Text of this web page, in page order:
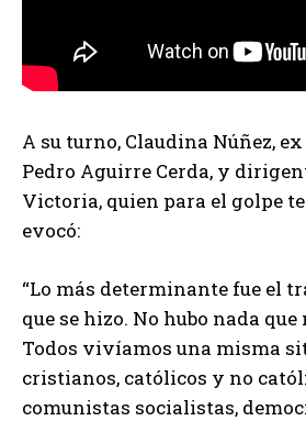
A su turno, Claudina Núñez,
Pedro Aguirre Cerda, y
Victoria, quien para el golpe
evocó:
“Lo más determinante fue el
que se hizo. No hubo nada
Todos vivíamos una misma
cristianos, católicos y no
comunistas socialistas,